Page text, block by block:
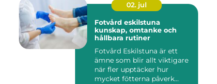
02. jul
Fotvård eskilstuna
kunskap, omtanke och
hållbara rutiner
Fotvård Eskilstuna är ett
ämne som blir allt viktigare
när fler upptäcker hur
mycket fötterna påverk...